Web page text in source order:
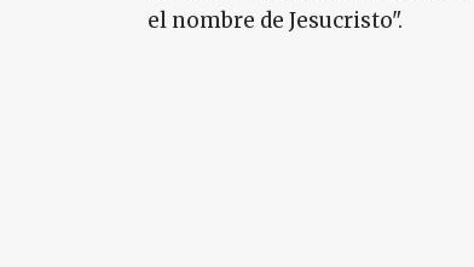
el nombre de Jesucristo".